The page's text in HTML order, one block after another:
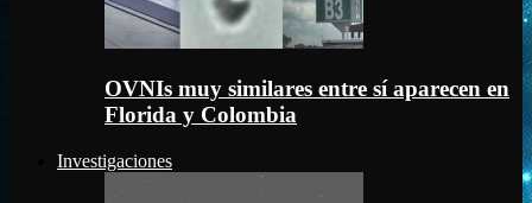
OVNIs muy similares entre sí aparecen en
Florida y Colombia
Investigaciones